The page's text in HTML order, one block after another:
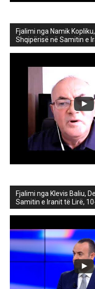
Fjalimi nga Namik
Shqipërisë në Samitin e
Fjalimi nga Klevis Baliu,
Samitin e Iranit të Lirë,